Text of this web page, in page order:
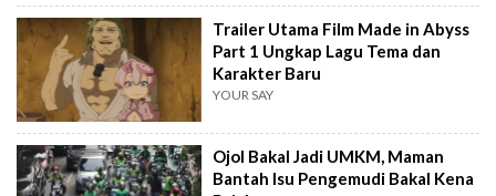
Trailer Utama Film Made in Abyss
Part 1 Ungkap Lagu Tema dan
Karakter Baru
YOUR SAY
Ojol Bakal Jadi UMKM, Maman
Bantah Isu Pengemudi Bakal Kena